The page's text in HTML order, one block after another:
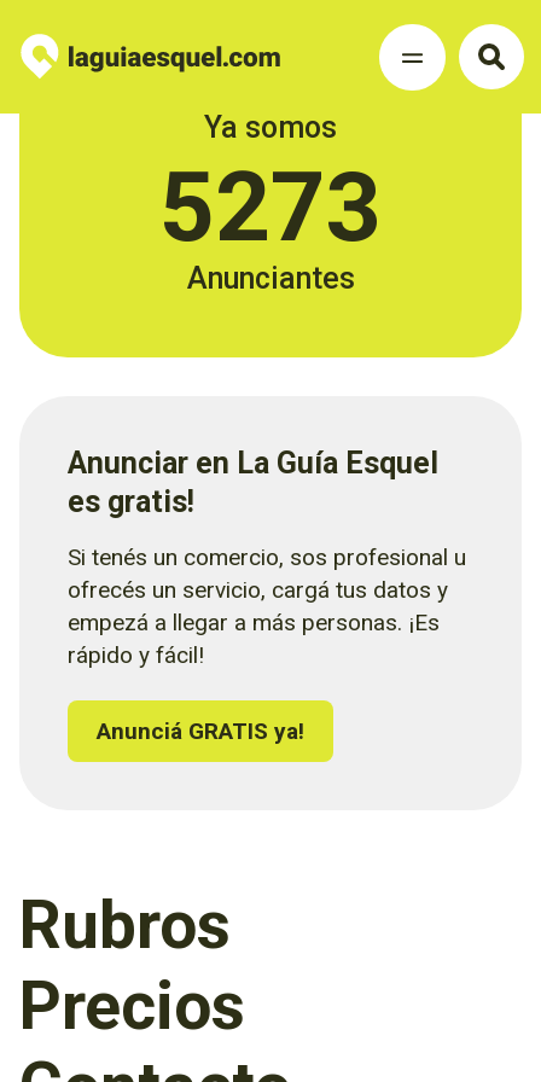
Ya somos
5273
Anunciantes
Anunciar en La Guía Esquel
es gratis!
Si tenés un comercio, sos profesional u
ofrecés un servicio, cargá tus datos y
empezá a llegar a más personas. ¡Es
rápido y fácil!
Anunciá GRATIS ya!
Rubros
Precios